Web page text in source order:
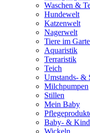
Waschen &
Hundewelt
Katzenwelt
Nagerwelt
Tiere im
Aquaristik
Terraristik
Teich
Umstands- &
Milchpumpen
Stillen
Mein Baby
Baby- &
Wickeln